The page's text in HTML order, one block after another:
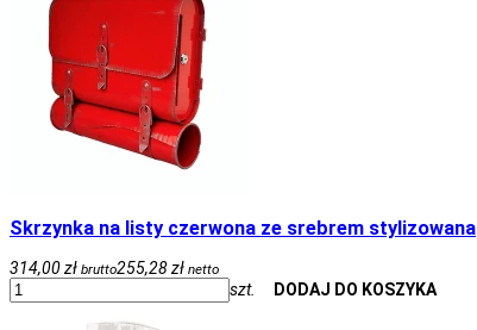
Skrzynka na listy czerwona ze srebrem stylizowana
314,00 zł brutto255,28 zł netto
szt. DODAJ DO KOSZYKA